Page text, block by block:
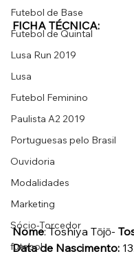
Futebol de Base
Futebol de Quintal
Lusa Run 2019
Lusa
Futebol Feminino
Paulista A2 2019
Portuguesas pelo Brasil
Ouvidoria
Modalidades
Marketing
Sócio-Torcedor
futebol
FICHA TÉCNICA:
Nome: Toshiya Tōjō-
Data de Nascimento: